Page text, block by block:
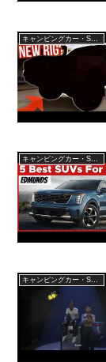
キャンピングカー・SUV人気車種